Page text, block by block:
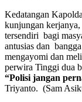
Kedatangan
kunjungan kerjanya,
tersendiri bagi
antusias dan
mengayomi dan
perwira Tinggi dua
“Polisi jangan
Triyanto. (Sam